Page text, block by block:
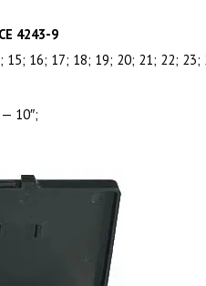
4243-9
15; 16; 17; 18; 19; 20; 21; 22;
10″;